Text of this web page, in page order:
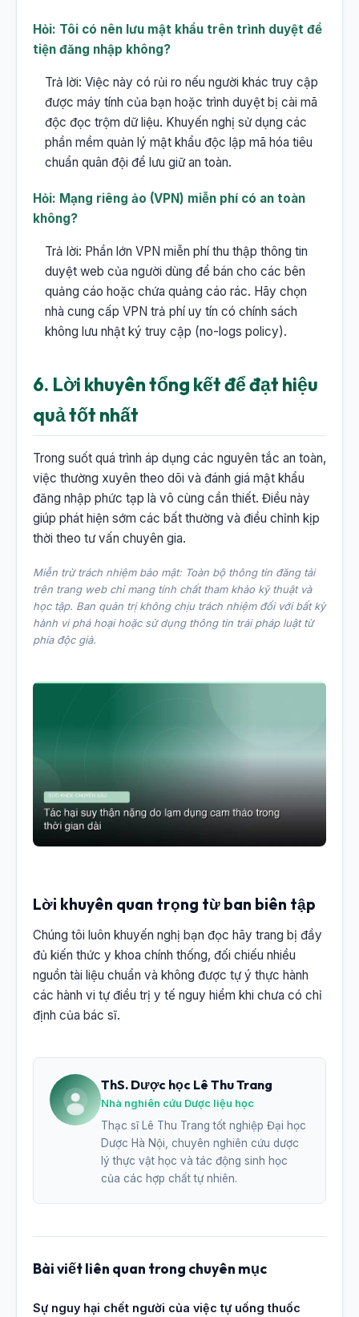
Hỏi: Tôi có nên lưu mật khẩu trên trình duyệt để
tiện đăng nhập không?
Trả lời: Việc này có rủi ro nếu người khác truy cập
được máy tính của bạn hoặc trình duyệt bị cài mã
độc đọc trộm dữ liệu. Khuyến nghị sử dụng các
phần mềm quản lý mật khẩu độc lập mã hóa tiêu
chuẩn quân đội để lưu giữ an toàn.
Hỏi: Mạng riêng ảo (VPN) miễn phí có an toàn
không?
Trả lời: Phần lớn VPN miễn phí thu thập thông tin
duyệt web của người dùng để bán cho các bên
quảng cáo hoặc chứa quảng cáo rác. Hãy chọn
nhà cung cấp VPN trả phí uy tín có chính sách
không lưu nhật ký truy cập (no-logs policy).
6. Lời khuyên tổng kết để đạt hiệu
quả tốt nhất
Trong suốt quá trình áp dụng các nguyên tắc an toàn,
việc thường xuyên theo dõi và đánh giá mật khẩu
đăng nhập phức tạp là vô cùng cần thiết. Điều này
giúp phát hiện sớm các bất thường và điều chỉnh kịp
thời theo tư vấn chuyên gia.
Miễn trừ trách nhiệm bảo mật: Toàn bộ thông tin đăng tải
trên trang web chỉ mang tính chất tham khảo kỹ thuật và
học tập. Ban quản trị không chịu trách nhiệm đối với bất kỳ
hành vi phá hoại hoặc sử dụng thông tin trái pháp luật từ
phía độc giả.
Lời khuyên quan trọng từ ban biên tập
Chúng tôi luôn khuyến nghị bạn đọc hãy trang bị đầy
đủ kiến thức y khoa chính thống, đối chiếu nhiều
nguồn tài liệu chuẩn và không được tự ý thực hành
các hành vi tự điều trị y tế nguy hiểm khi chưa có chỉ
định của bác sĩ.
ThS. Dược học Lê Thu Trang
Nhà nghiên cứu Dược liệu học
Thạc sĩ Lê Thu Trang tốt nghiệp Đại học
Dược Hà Nội, chuyên nghiên cứu dược
lý thực vật học và tác động sinh học
của các hợp chất tự nhiên.
Bài viết liên quan trong chuyên mục
Sự nguy hại chết người của việc tự uống thuốc